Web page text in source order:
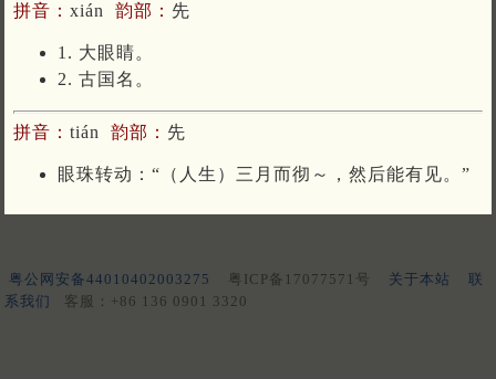
拼音： xián 韵部： 先
1. 大眼睛。
2. 古国名。
拼音： tián 韵部： 先
眼珠转动：“（人生）三月而彻～，然后能有见。”
粤公网安备44010402003275 粤ICP备17077571号 关于本站
联
系我们
客服：+86 136 0901 3320